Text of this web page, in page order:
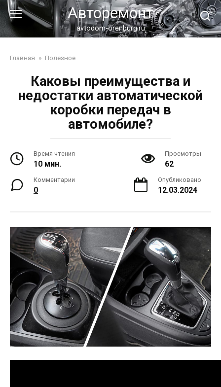
Перейти
к
контенту
Авторемонт
avtodom-orenburg.ru
Главная » Полезное
Каковы преимущества и
недостатки автоматической
коробки передач в
автомобиле?
Время чтения
10 мин.
Просмотры
62
Комментарии
0
Опубликовано
12.03.2024